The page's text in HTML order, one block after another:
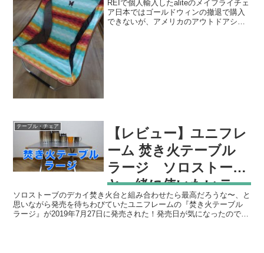
REIで個人輸入したaliteのメイフライチェ
ア日本ではゴールドウィンの撤退で購入
できないが、アメリカのアウトドアショ
テーブル・チェア
【レビュー】ユニフレ
ーム 焚き火テーブル
ラージ ソロストーブ
と一緒に使いたいテー
ブル
ソロストーブのデカイ焚き火台と組み合わせたら最高だろうな〜、と
思いながら発売を待ちわびていたユニフレームの『焚き火テーブル
ラージ』が2019年7月27日に発売された！発売日が気になったので先